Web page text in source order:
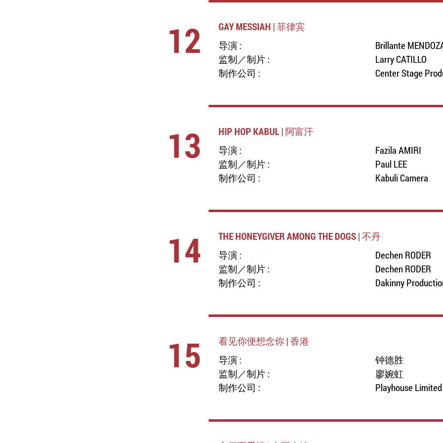
12
GAY MESSIAH | 菲律宾
导演 :
Brillante
监制／制片 :
Larry CATILLO
制作公司 :
Center Stage
13
HIP HOP KABUL | 阿富汗
导演 :
Fazila AMIRI
监制／制片 :
Paul LEE
制作公司 :
Kabuli Camera
14
THE HONEYGIVER AMONG THE DOGS | 不丹
导演 :
Dechen RODER
监制／制片 :
Dechen RODER
制作公司 :
Dakinny
15
看见你便想念你 | 香港
导演 :
钟德胜
监制／制片 :
廖婉虹
制作公司 :
Playhouse Limited